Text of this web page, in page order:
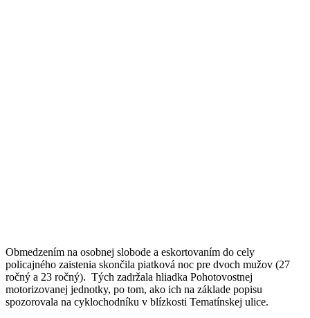
Obmedzením na osobnej slobode a eskortovaním do cely
policajného zaistenia skončila piatková noc pre dvoch mužov (27
ročný a 23 ročný). Tých zadržala hliadka Pohotovostnej
motorizovanej jednotky, po tom, ako ich na základe popisu
spozorovala na cyklochodníku v blízkosti Tematínskej ulice.